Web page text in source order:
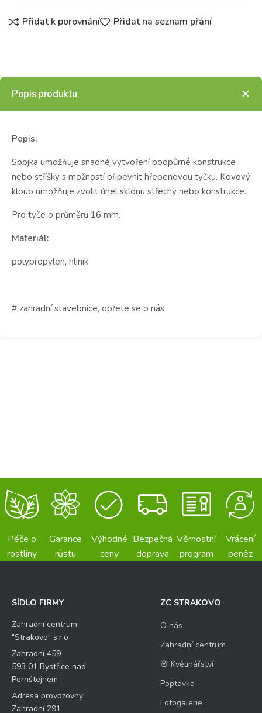
Přidat k porovnání Přidat na seznam přání
Popis produktu
Popis:
Spojka umožňuje snadné vytvoření podpůrné konstrukce
nebo stříšky s možností připevnit hřebenovou tyčku. Kovový
kloub umožňuje zvolit úhel sklonu střechy nebo konstrukce.
Pro tyče o průměru 16 mm.
Materiál:
polypropylen, hliník
# zahradní stavebnice, opřete se o nás
Péče o
rostliny
Garance
růstu
Výhodné
ceny
Bezpečná
doprava
Věrnostní
program
Vrácení
peněz
SÍDLO FIRMY
Zahradní centrum
"Strakovo" s.r.o
Zahradní 459
593 01 Bystřice nad
Pernštejnem
Adresa provozovny:
Zahradní 291
ZC STRAKOVO
O nás
Zahradní centrum
🌸 Květinářství
Poptávka
Fotogalerie